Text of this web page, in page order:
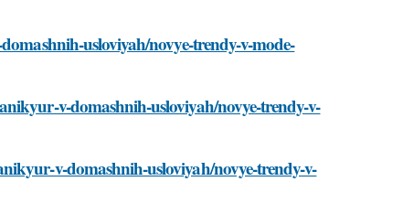
usloviyah/novye-trendy-v-mode-
v-domashnih-usloviyah/novye-trendy-v-
v-domashnih-usloviyah/novye-trendy-v-